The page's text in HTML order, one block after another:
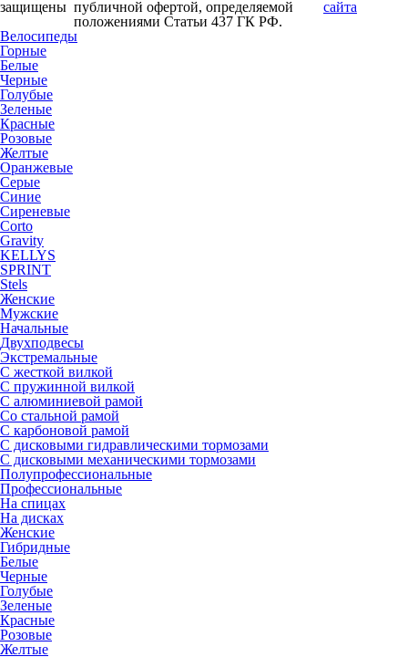
защищены публичной офертой, определяемой
положениями Статьи 437 ГК РФ.
сайта
Велосипеды
Горные
Белые
Черные
Голубые
Зеленые
Красные
Розовые
Желтые
Оранжевые
Серые
Синие
Сиреневые
Corto
Gravity
KELLYS
SPRINT
Stels
Женские
Мужские
Начальные
Двухподвесы
Экстремальные
С жесткой вилкой
С пружинной вилкой
С алюминиевой рамой
Со стальной рамой
С карбоновой рамой
С дисковыми гидравлическими тормозами
С дисковыми механическими тормозами
Полупрофессиональные
Профессиональные
На спицах
На дисках
Женские
Гибридные
Белые
Черные
Голубые
Зеленые
Красные
Розовые
Желтые